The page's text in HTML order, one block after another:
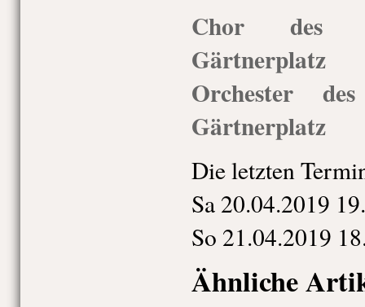
Chor des
Gärtnerplatz
Orchester
Gärtnerplatz
Die letzten
Sa 20.04.2019
So 21.04.2019
Ähnliche